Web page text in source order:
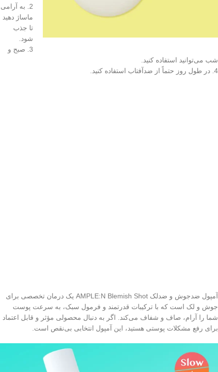
2. به آرامی
ماساژ دهید
تا جذب
شود.
3. صبح و
شب می‌توانید استفاده کنید.
4. در طول روز حتماً از ضدآفتاب استفاده کنید.
آمپول ضدجوش و ضدلک AMPLE:N Blemish Shot یک درمان تخصصی برای
جوش و لک است که با ترکیبات قدرتمند و فرمول سبک، به سرعت پوست
شما را آرام، صاف و شفاف می‌کند. اگر به دنبال محصولی مؤثر و قابل اعتماد
برای رفع مشکلات پوستی هستید، این آمپول انتخابی بی‌نقص است.